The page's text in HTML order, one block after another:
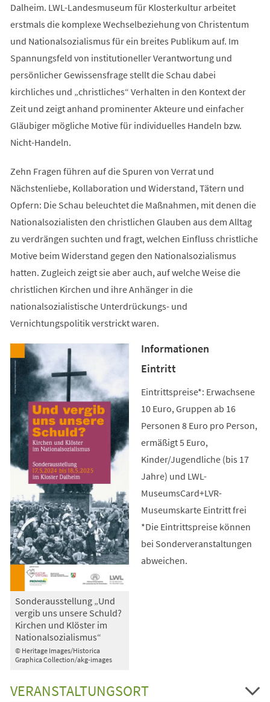
Dalheim. LWL-Landesmuseum für Klosterkultur arbeitet
erstmals die komplexe Wechselbeziehung von Christentum
und Nationalsozialismus für ein breites Publikum auf. Im
Spannungsfeld von institutioneller Verantwortung und
persönlicher Gewissensfrage stellt die Schau dabei
kirchliches und „christliches“ Verhalten in den Kontext der
Zeit und zeigt anhand prominenter Akteure und einfacher
Gläubiger mögliche Motive für individuelles Handeln bzw.
Nicht-Handeln.
Zehn Fragen führen auf die Spuren von Verrat und
Nächstenliebe, Kollaboration und Widerstand, Tätern und
Opfern: Die Schau beleuchtet die Maßnahmen, mit denen die
Nationalsozialisten den christlichen Glauben aus dem Alltag
zu verdrängen suchten und fragt, welchen Einfluss christliche
Motive beim Widerstand gegen den Nationalsozialismus
hatten. Zugleich zeigt sie aber auch, auf welche Weise die
christlichen Kirchen und ihre Anhänger in die
nationalsozialistische Unterdrückungs- und
Vernichtungspolitik verstrickt waren.
© Heritage Images/Historica
Graphica Collection/akg-images
Sonderausstellung „Und
vergib uns unsere Schuld?
Kirchen und Klöster im
Nationalsozialismus“
Informationen
Eintritt
Eintrittspreise*: Erwachsene
10 Euro, Gruppen ab 16
Personen 8 Euro pro Person,
ermäßigt 5 Euro,
Kinder/Jugendliche (bis 17
Jahre) und LWL-
MuseumsCard+LVR-
Museumskarte Eintritt frei
*Die Eintrittspreise können
bei Sonderveranstaltungen
abweichen.
VERANSTALTUNGSORT